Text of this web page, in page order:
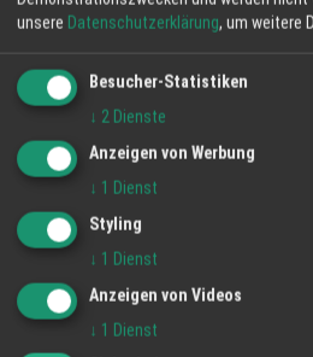
bekommen Sie Rind-
Eier, Brot, Obst und
stärken Sie regionale
unterstützen die
Flächen. Auf dem
Landwirtschaft, die
Langenhard
Spätzlemehl Weizen
Feine
Angebot
20 °C
Klarer Himmel
unsere Datenschutzerklärung, um weitere
Besucher-Statistiken
↓ 2 Dienste
Anzeigen von Werbung
↓ 1 Dienst
Styling
↓ 1 Dienst
Anzeigen von Videos
↓ 1 Dienst